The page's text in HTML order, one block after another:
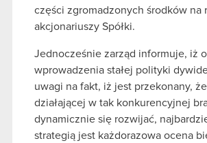
części zgromadzonych środków na
akcjonariuszy Spółki.
Jednocześnie zarząd informuje, iż
wprowadzenia stałej polityki
uwagi na fakt, iż jest przekonany,
działającej w tak konkurencyjnej
dynamicznie się rozwijać,
strategią jest każdorazowa ocena